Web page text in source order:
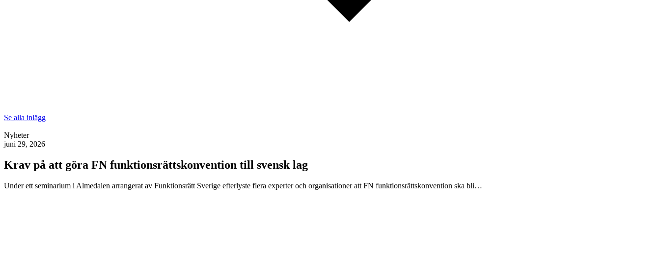
Se alla inlägg
Nyheter
juni 29, 2026
Krav på att göra FN funktionsrättskonvention till svensk lag
Under ett seminarium i Almedalen arrangerat av Funktionsrätt Sverige efterlyste flera experter och organisationer att FN funktionsrättskonvention ska bli…